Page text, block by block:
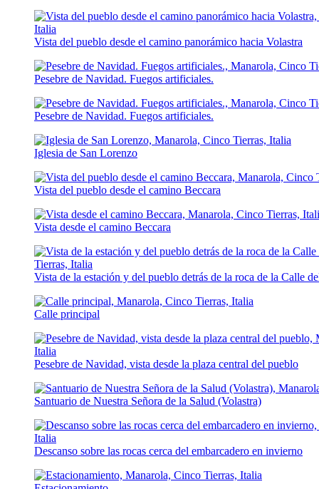
Vista del pueblo desde el camino panorámico hacia Volastra
Pesebre de Navidad. Fuegos artificiales.
Pesebre de Navidad. Fuegos artificiales.
Iglesia de San Lorenzo
Vista del pueblo desde el camino Beccara
Vista desde el camino Beccara
Vista de la estación y del pueblo detrás de la roca de la Calle
Calle principal
Pesebre de Navidad, vista desde la plaza central del pueblo
Santuario de Nuestra Señora de la Salud (Volastra)
Descanso sobre las rocas cerca del embarcadero en invierno